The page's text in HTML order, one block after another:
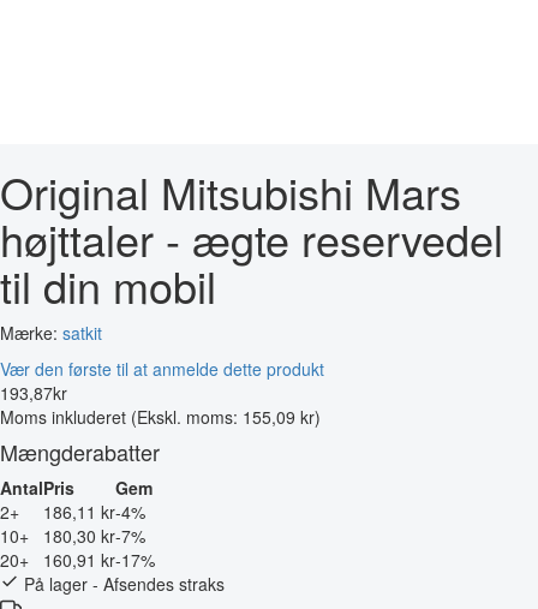
Original Mitsubishi Mars
højttaler - ægte reservedel
til din mobil
Mærke: satkit
Vær den første til at anmelde dette produkt
193,87kr
Moms inkluderet (Ekskl. moms: 155,09 kr)
Mængderabatter
AntalPris
Gem
2+
186,11 kr-4%
10+
180,30 kr-7%
20+
160,91 kr-17%
På lager - Afsendes straks